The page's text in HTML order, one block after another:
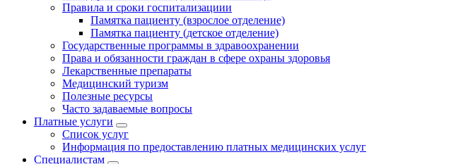
Правила и сроки госпитализациии
Памятка пациенту (взрослое отделение)
Памятка пациенту (детское отделение)
Государственные программы в здравоохранении
Права и обязанности граждан в сфере охраны здоровья
Лекарственные препараты
Медицинский туризм
Полезные ресурсы
Часто задаваемые вопросы
Платные услуги
Список услуг
Информация по предоставлению платных медицинских услуг
Специалистам